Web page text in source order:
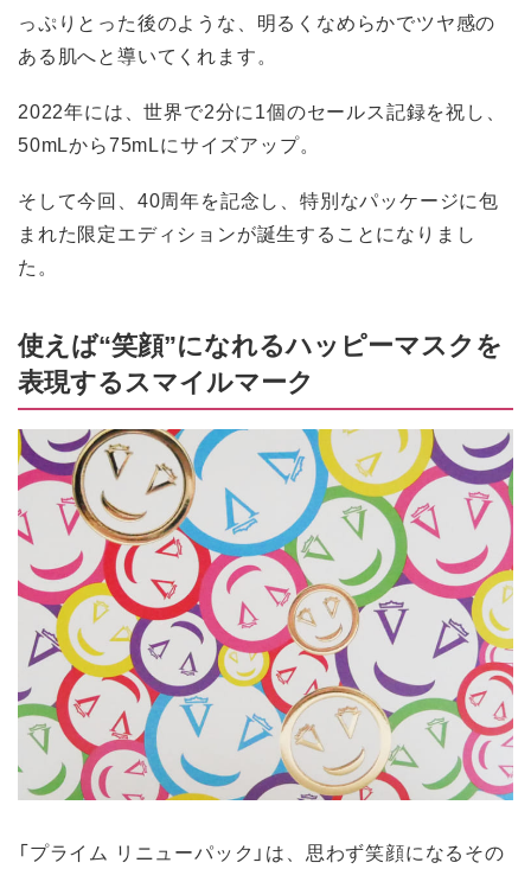
っぷりとった後のような、明るくなめらかでツヤ感の
ある肌へと導いてくれます。
2022年には、世界で2分に1個のセールス記録を祝し、
50mLから75mLにサイズアップ。
そして今回、40周年を記念し、特別なパッケージに包
まれた限定エディションが誕生することになりまし
た。
使えば“笑顔”になれるハッピーマスクを
表現するスマイルマーク
「プライム リニューパック」は、思わず笑顔になるその